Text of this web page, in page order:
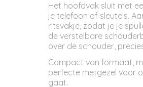
Het hoofdvak sluit met
je telefoon of sleutels.
ritsvakje, zodat je je
de verstelbare
over de schouder,
Compact van formaat,
perfecte metgezel voor
gaat.